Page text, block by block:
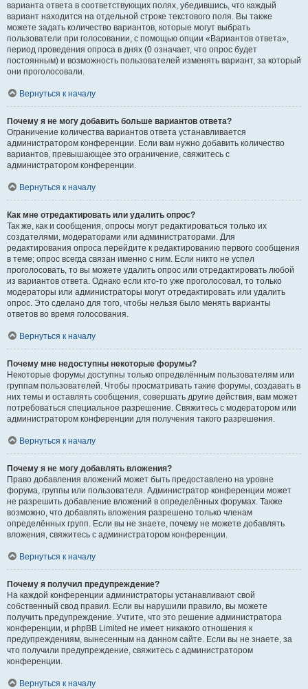
варианта ответа в соответствующих полях, убедившись, что каждый
вариант находится на отдельной строке текстового поля. Вы также
можете задать количество вариантов, которые могут выбрать
пользователи при голосовании, с помощью опции «Вариантов ответа»,
период проведения опроса в днях (0 означает, что опрос будет
постоянным) и возможность пользователей изменять вариант, за который
они проголосовали.
Вернуться к началу
Почему я не могу добавить больше вариантов ответа?
Ограничение количества вариантов ответа устанавливается
администратором конференции. Если вам нужно добавить количество
вариантов, превышающее это ограничение, свяжитесь с
администратором конференции.
Вернуться к началу
Как мне отредактировать или удалить опрос?
Так же, как и сообщения, опросы могут редактироваться только их
создателями, модераторами или администраторами. Для
редактирования опроса перейдите к редактированию первого сообщения
в теме; опрос всегда связан именно с ним. Если никто не успел
проголосовать, то вы можете удалить опрос или отредактировать любой
из вариантов ответа. Однако если кто-то уже проголосовал, то только
модераторы или администраторы могут отредактировать или удалить
опрос. Это сделано для того, чтобы нельзя было менять варианты
ответов во время голосования.
Вернуться к началу
Почему мне недоступны некоторые форумы?
Некоторые форумы доступны только определённым пользователям или
группам пользователей. Чтобы просматривать такие форумы, создавать в
них темы и оставлять сообщения, совершать другие действия, вам может
потребоваться специальное разрешение. Свяжитесь с модератором или
администратором конференции для получения такого разрешения.
Вернуться к началу
Почему я не могу добавлять вложения?
Право добавления вложений может быть предоставлено на уровне
форума, группы или пользователя. Администратор конференции может
не разрешить добавление вложений в определённых форумах. Также
возможно, что добавлять вложения разрешено только членам
определённых групп. Если вы не знаете, почему не можете добавлять
вложения, свяжитесь с администратором конференции.
Вернуться к началу
Почему я получил предупреждение?
На каждой конференции администраторы устанавливают свой
собственный свод правил. Если вы нарушили правило, вы можете
получить предупреждение. Учтите, что это решение администратора
конференции, и phpBB Limited не имеет никакого отношения к
предупреждениям, вынесенным на данном сайте. Если вы не знаете, за
что получили предупреждение, свяжитесь с администратором
конференции.
Вернуться к началу